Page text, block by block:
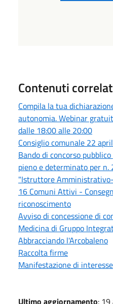
Contenuti
Compila la tua
autonomia. Webinar
dalle 18:00 alle 20:00
Consiglio comunale 22
Bando di concorso
pieno e determinato per n.
"Istruttore
16 Comuni Attivi -
riconoscimento
Avviso di concessione di
Medicina di Gruppo
Abbracciando l'Arcobaleno
Raccolta firme
Manifestazione di interesse
Ultimo aggiornamento: